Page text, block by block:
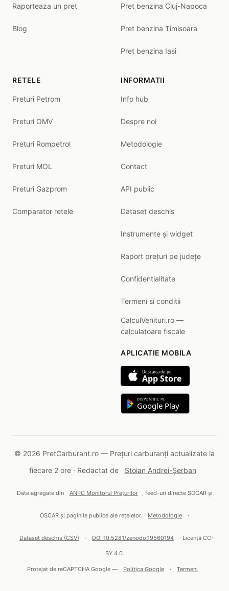
Raporteaza un pret
Blog
Pret benzina Cluj-Napoca
Pret benzina Timisoara
Pret benzina Iasi
RETELE
Preturi Petrom
Preturi OMV
Preturi Rompetrol
Preturi MOL
Preturi Gazprom
Comparator retele
INFORMATII
Info hub
Despre noi
Metodologie
Contact
API public
Dataset deschis
Instrumente și widget
Raport prețuri pe județe
Confidentialitate
Termeni si conditii
CalculVenituri.ro —
calculatoare fiscale
APLICATIE MOBILA
Descarca de pe
App Store
DISPONIBIL PE
Google Play
© 2026 PretCarburant.ro — Prețuri carburanți actualizate la
fiecare 2 ore · Redactat de
Stoian Andrei-Șerban
Date agregate din ANPC Monitorul Prețurilor , feed-uri directe SOCAR și
OSCAR și paginile publice ale rețelelor. Metodologie ·
Dataset deschis (CSV) · DOI 10.5281/zenodo.19560194 · Licență CC-
BY 4.0.
Protejat de reCAPTCHA Google — Politica Google · Termeni